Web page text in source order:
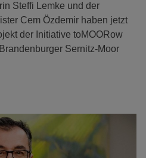
Steffi Lemke und der
Cem Özdemir haben jetzt
der Initiative toMOORow
Sernitz-Moor